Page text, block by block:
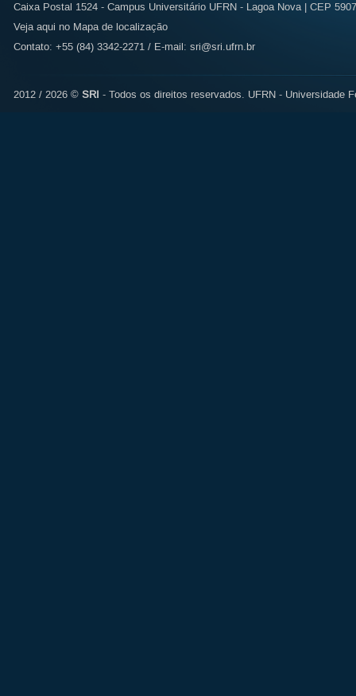
Caixa Postal 1524 - Campus Universitário UFRN - Lagoa Nova | CEP
Veja aqui no Mapa de localização
Contato: +55 (84) 3342-2271 / E-mail: sri@sri.ufrn.br
2012 / 2026 © SRI - Todos os direitos reservados. UFRN - Universidade